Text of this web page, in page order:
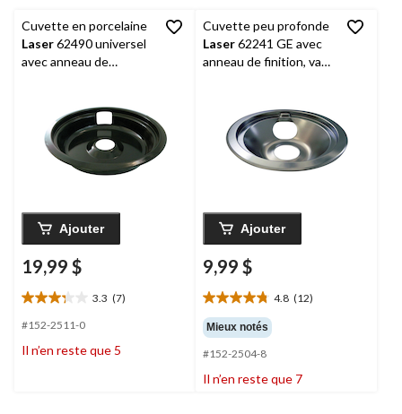
Cuvette en porcelaine
Laser62490 universel
avec anneau de
Ajouter
19,99 $
3.3 (7)
3.3
étoile(s)
5.
#152-2511-0
Il n’en reste que 5
Cuvette peu profonde
Laser62241 GE avec
anneau de finition, va
Ajouter
9,99 $
4.8 (12)
4.8
étoile(s)
sur
5.
12
Mieux notés
#152-2504-8
Il n’en reste que 7